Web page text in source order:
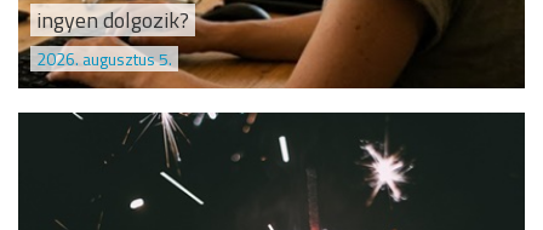
ingyen dolgozik?
2026. augusztus 5.